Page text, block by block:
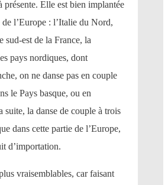
présente. Elle est bien implantée
l’Europe : l’Italie du Nord,
sud-est de la France, la
pays nordiques, dont
on ne danse pas en couple
le Pays basque, ou en
suite, la danse de couple à trois
dans cette partie de l’Europe,
d’importation.
vraisemblables, car faisant